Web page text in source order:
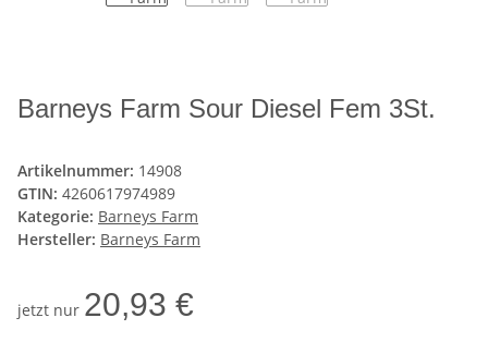
Barneys Farm Sour Diesel Fem 3St.
Artikelnummer: 14908
GTIN: 4260617974989
Kategorie: Barneys Farm
Hersteller: Barneys Farm
jetzt nur 20,93 €